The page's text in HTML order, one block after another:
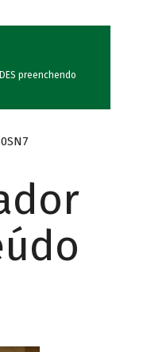
preenchendo